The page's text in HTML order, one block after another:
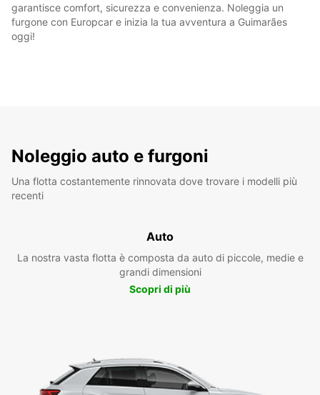
garantisce comfort, sicurezza e convenienza. Noleggia un
furgone con Europcar e inizia la tua avventura a Guimarães
oggi!
Noleggio auto e furgoni
Una flotta costantemente rinnovata dove trovare i modelli più
recenti
Auto
La nostra vasta flotta è composta da auto di piccole, medie e
grandi dimensioni
Scopri di più